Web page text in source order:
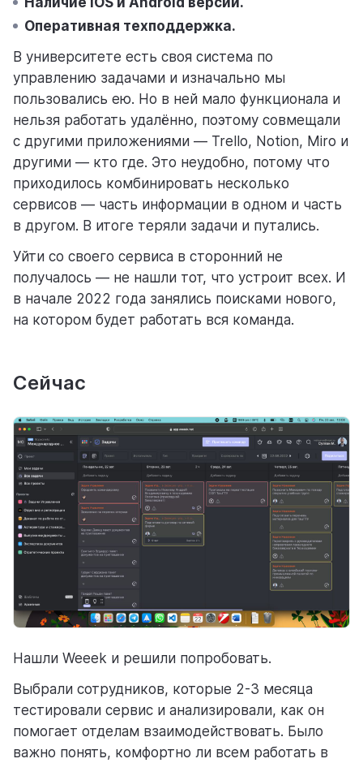
Оперативная техподдержка.
В университете есть своя система по
управлению задачами и изначально мы
пользовались ею. Но в ней мало функционала и
нельзя работать удалённо, поэтому совмещали
с другими приложениями — Trello, Notion, Miro и
другими — кто где. Это неудобно, потому что
приходилось комбинировать несколько
сервисов — часть информации в одном и часть
в другом. В итоге теряли задачи и путались.
Уйти со своего сервиса в сторонний не
получалось — не нашли тот, что устроит всех. И
в начале 2022 года занялись поисками нового,
на котором будет работать вся команда.
Сейчас
Нашли Weeek и решили попробовать.
Выбрали сотрудников, которые 2-3 месяца
тестировали сервис и анализировали, как он
помогает отделам взаимодействовать. Было
важно понять, комфортно ли всем работать в